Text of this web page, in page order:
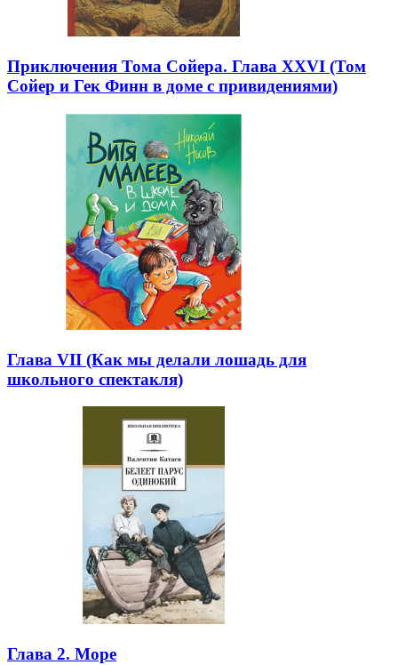
Приключения Тома Сойера. Глава XXVI (Том
Сойер и Гек Финн в доме с привидениями)
Глава VII (Как мы делали лошадь для
школьного спектакля)
Глава 2. Море